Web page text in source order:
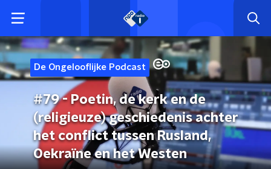
De Ongelooflijke Podcast
#79 - Poetin, de kerk en de
(religieuze) geschiedenis achter
het conflict tussen Rusland,
Oekraïne en het Westen